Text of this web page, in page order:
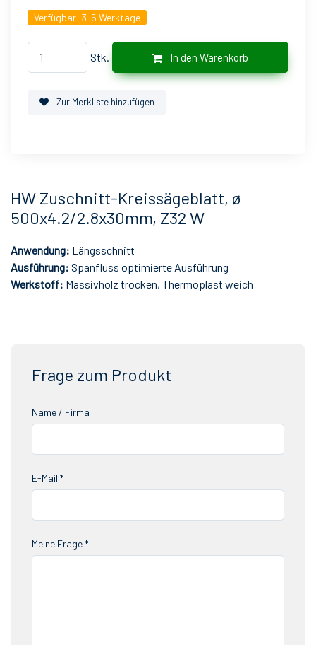
Verfügbar: 3-5 Werktage
Stk. In den Warenkorb
Zur Merkliste hinzufügen
HW Zuschnitt-Kreissägeblatt, ø
500x4.2/2.8x30mm, Z32 W
Anwendung: Längsschnitt
Ausführung: Spanfluss optimierte Ausführung
Werkstoff: Massivholz trocken, Thermoplast weich
Frage zum Produkt
Name / Firma
E-Mail *
Meine Frage *